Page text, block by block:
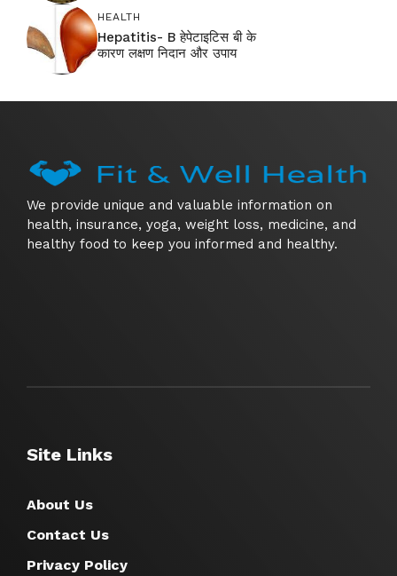
HEALTH
Hepatitis- B हेपेटाइटिस बी के
कारण लक्षण निदान और उपाय
We provide unique and valuable information on
health, insurance, yoga, weight loss, medicine, and
healthy food to keep you informed and healthy.
Site Links
About Us
Contact Us
Privacy Policy